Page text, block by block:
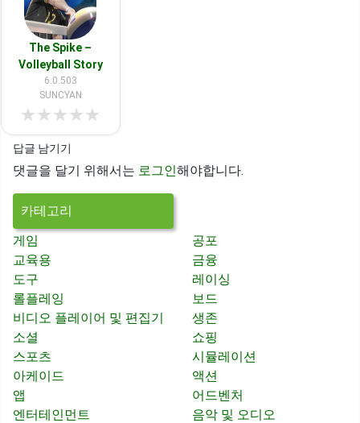
The Spike –
Volleyball Story
6.0.503
SUNCYAN
★★★★★
답글 남기기
댓글을 달기 위해서는 로그인해야합니다.
카테고리
게임
공포
교육용
금융
도구
레이싱
롤플레잉
보드
비디오 플레이어 및 편집기
생존
소셜
쇼핑
스포츠
시뮬레이션
아케이드
액션
앱
어드벤처
엔터테인먼트
음악 및 오디오